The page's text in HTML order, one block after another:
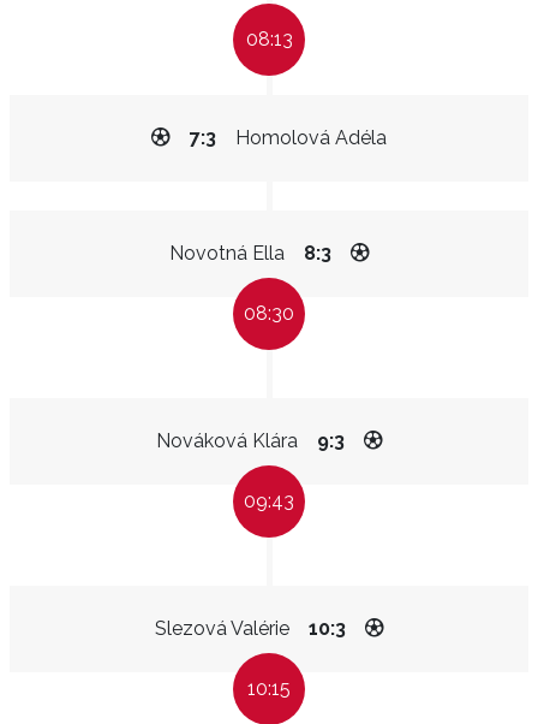
08:13
Homolová Adéla
7:3
Novotná Ella 8:3
08:30
Nováková Klára 9:3
09:43
Slezová Valérie 10:3
10:15